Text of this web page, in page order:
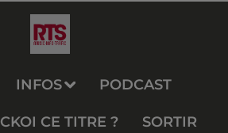
INFOS PODCAST
CKOI CE TITRE ? SORTIR